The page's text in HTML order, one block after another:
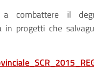
a combattere il
in progetti che